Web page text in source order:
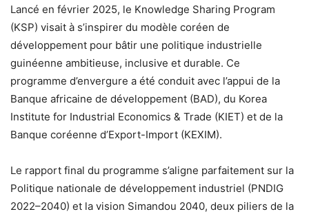
Lancé en février 2025, le Knowledge Sharing Program
(KSP) visait à s’inspirer du modèle coréen de
développement pour bâtir une politique industrielle
guinéenne ambitieuse, inclusive et durable. Ce
programme d’envergure a été conduit avec l’appui de la
Banque africaine de développement (BAD), du Korea
Institute for Industrial Economics & Trade (KIET) et de la
Banque coréenne d’Export-Import (KEXIM).
Le rapport final du programme s’aligne parfaitement sur la
Politique nationale de développement industriel (PNDIG
2022–2040) et la vision Simandou 2040, deux piliers de la